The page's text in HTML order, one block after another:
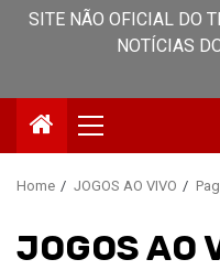
SITE NÃO OFICIAL DO
NOTÍCIAS
Primary
Menu
Home JOGOS AO VIVO
JOGOS AO